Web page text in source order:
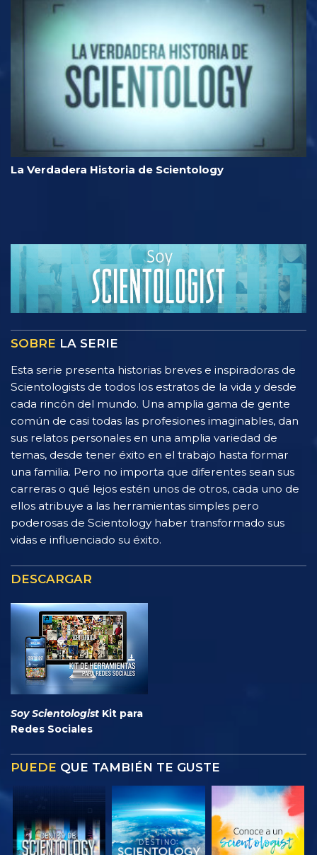
La Verdadera Historia de Scientology
SOBRE LA SERIE
Esta serie presenta historias breves e inspiradoras de
Scientologists de todos los estratos de la vida y desde
cada rincón del mundo. Una amplia gama de gente
común de casi todas las profesiones imaginables, dan
sus relatos personales en una amplia variedad de
temas, desde tener éxito en el trabajo hasta formar
una familia. Pero no importa que diferentes sean sus
carreras o qué lejos estén unos de otros, cada uno de
ellos atribuye a las herramientas simples pero
poderosas de Scientology haber transformado sus
vidas e influenciado su éxito.
DESCARGAR
Soy Scientologist Kit para
Redes Sociales
PUEDE QUE TAMBIÉN TE GUSTE